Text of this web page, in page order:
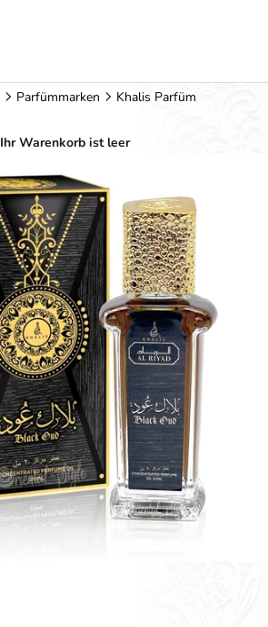
Parfümmarken
Khalis Parfüm
Ihr Warenkorb ist leer